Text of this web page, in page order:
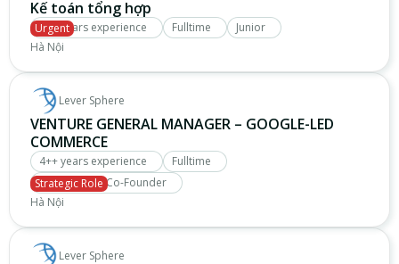
Kế toán tổng hợp
1++ years experience Fulltime Junior
Urgent
Hà Nội
Lever Sphere
VENTURE GENERAL MANAGER – GOOGLE-LED
COMMERCE
4++ years experience
Fulltime
Manager / Ex Co-Founder
Strategic Role
Hà Nội
Lever Sphere